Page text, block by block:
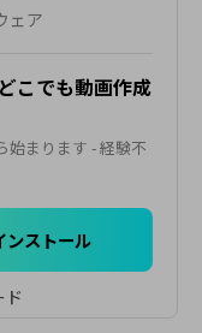
ェア
こでも動画作成
始まります - 経験不
ストール